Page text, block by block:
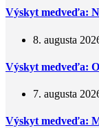
Výskyt medveďa:
8. augusta
Výskyt medveďa:
7. augusta
Výskyt medveďa: